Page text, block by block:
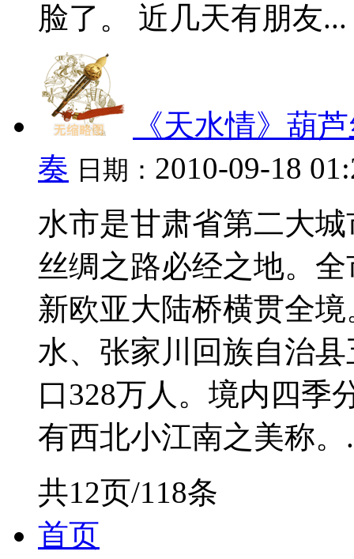
脸了。 近几天有朋友...
《天水情》葫
奏 日期： 2010-09-18
水市是甘肃省第二大
丝绸之路必经之地。
新欧亚大陆桥横贯全
水、张家川回族自治
口328万人。境内四季
有西北小江南之美称。
共12页/118条
首页